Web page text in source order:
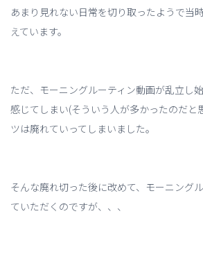
あまり見れない日常を切り取ったようで当
えています。
ただ、モーニングルーティン動画が乱立し
感じてしまい(そういう人が多かったのだと
ツは廃れていってしまいました。
そんな廃れ切った後に改めて、モーニング
ていただくのですが、、、